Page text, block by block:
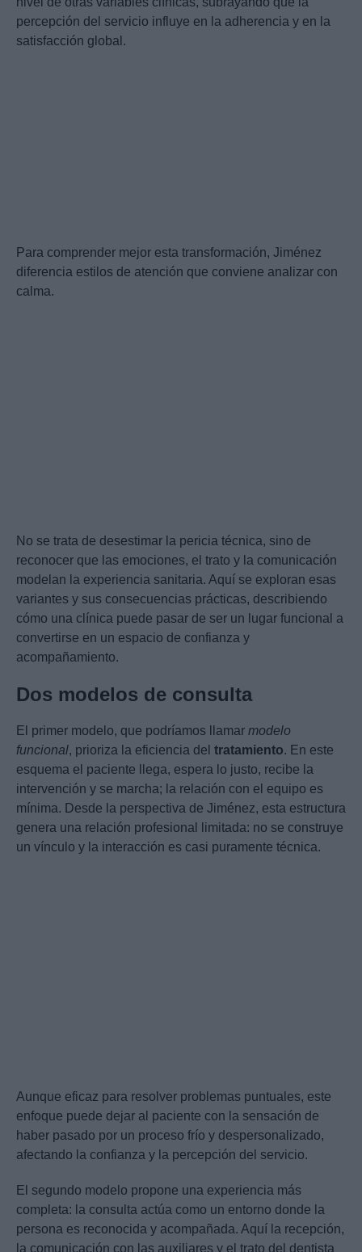
percepción del servicio influye en la adherencia y en la
satisfacción global.
Para comprender mejor esta transformación, Jiménez
diferencia estilos de atención que conviene analizar con
calma.
No se trata de desestimar la pericia técnica, sino de
reconocer que las emociones, el trato y la comunicación
modelan la experiencia sanitaria. Aquí se exploran esas
variantes y sus consecuencias prácticas, describiendo
cómo una clínica puede pasar de ser un lugar funcional a
convertirse en un espacio de confianza y
acompañamiento.
Dos modelos de consulta
El primer modelo, que podríamos llamar modelo
funcional, prioriza la eficiencia del tratamiento. En este
esquema el paciente llega, espera lo justo, recibe la
intervención y se marcha; la relación con el equipo es
mínima. Desde la perspectiva de Jiménez, esta estructura
genera una relación profesional limitada: no se construye
un vínculo y la interacción es casi puramente técnica.
Aunque eficaz para resolver problemas puntuales, este
enfoque puede dejar al paciente con la sensación de
haber pasado por un proceso frío y despersonalizado,
afectando la confianza y la percepción del servicio.
El segundo modelo propone una experiencia más
completa: la consulta actúa como un entorno donde la
persona es reconocida y acompañada. Aquí la recepción,
la comunicación con las auxiliares y el trato del dentista